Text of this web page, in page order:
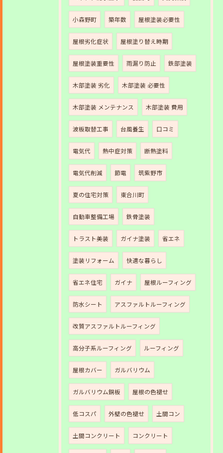
小森野町 築年数 屋根塗装必要性
屋根劣化症状 屋根塗り替え時期
屋根塗装重要性 雨漏り防止 鉄部塗装
木部塗装 劣化 木部塗装 必要性
木部塗装 メンテナンス 木部塗装 費用
波板取替工事 台風養生 口コミ
電気代 熱中症対策 断熱塗料
電気代削減 節電 筑紫野市
夏の住宅対策 東合川町
自動車整備工場 鉄骨塗装
トラスト美装 ガイナ塗装 省エネ
塗装リフォーム 快適な暮らし
省エネ住宅 ガイナ 屋根ルーフィング
防水シート アスファルトルーフィング
改質アスファルトルーフィング
高分子系ルーフィング ルーフィング
屋根カバー ガルバリウム
ガルバリウム銅板 屋根の色褪せ
低コスパ 外壁の色褪せ 土間コン
土間コンクリート コンクリート